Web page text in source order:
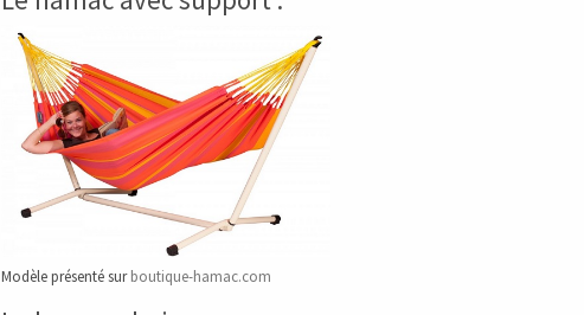
Modèle présenté surboutique-hamac.com